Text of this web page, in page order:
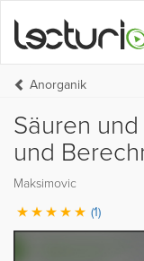
Anorganik
Säuren
und
Maksimovic
(1)